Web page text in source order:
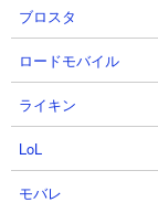
また全妨害無効と
ては無効化できな
ムラサキホネツバ
３．波動無効持ち
ネコセイバーオル
は浮属性波動持ち
ブロスタ
ロードモバイル
ライキン
LoL
モバレ